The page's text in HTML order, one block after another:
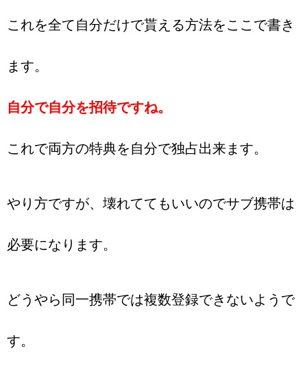
これを全て自分だけで貰える方法をここで書き
ます。
自分で自分を招待ですね。
これで両方の特典を自分で独占出来ます。
やり方ですが、壊れててもいいのでサブ携帯は
必要になります。
どうやら同一携帯では複数登録できないようで
す。